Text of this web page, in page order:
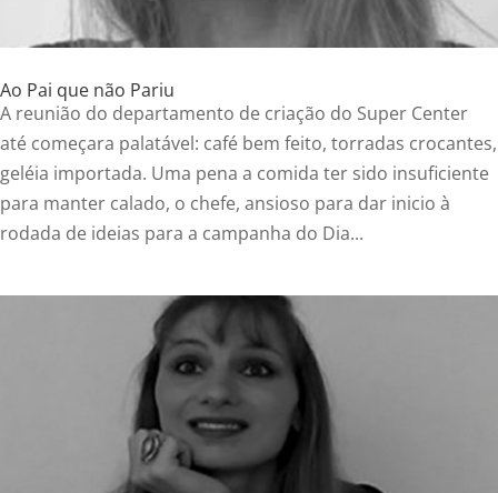
Ao Pai que não Pariu
A reunião do departamento de criação do Super Center
até começara palatável: café bem feito, torradas crocantes,
geléia importada. Uma pena a comida ter sido insuficiente
para manter calado, o chefe, ansioso para dar inicio à
rodada de ideias para a campanha do Dia...